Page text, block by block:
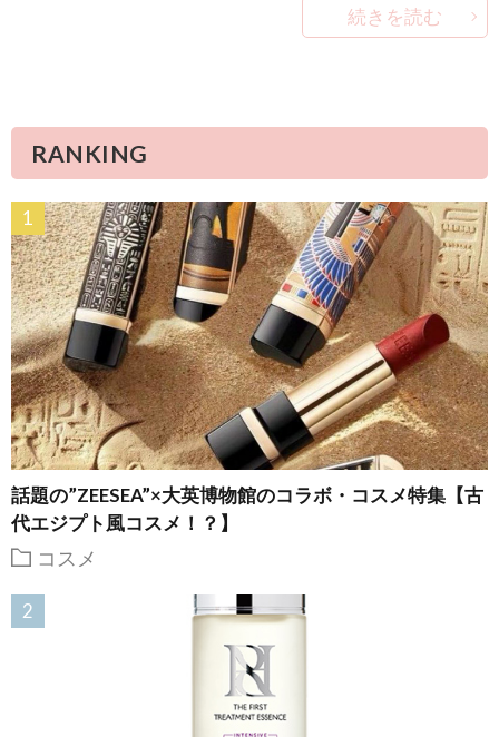
続きを読む
RANKING
話題の”ZEESEA”×大英博物館のコラボ・コスメ特集【古
代エジプト風コスメ！？】
コスメ